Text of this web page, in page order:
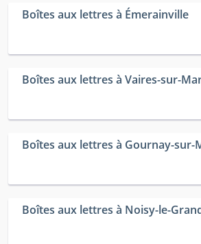
Boîtes aux lettres à Émerainville
Boîtes aux lettres à Vaires-sur-
Boîtes aux lettres à Gournay-sur-
Boîtes aux lettres à Noisy-le-